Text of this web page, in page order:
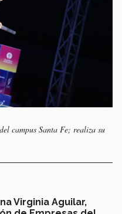
campus Santa Fe; realiza su
Virginia Aguilar,